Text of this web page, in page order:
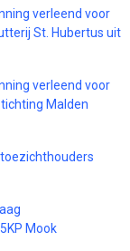
verleend voor
St. Hubertus uit
verleend voor
Malden
Mook